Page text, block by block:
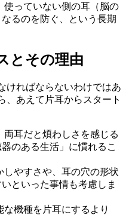
使っていない側の耳（脳の
るのを防ぐ、という長期
とその理由
ければならないわけではあ
、あえて片耳からスタート
両耳だと煩わしさを感じる
のある生活」に慣れるこ
しやすさや、耳の穴の形状
といった事情も考慮しま
な機種を片耳にするより